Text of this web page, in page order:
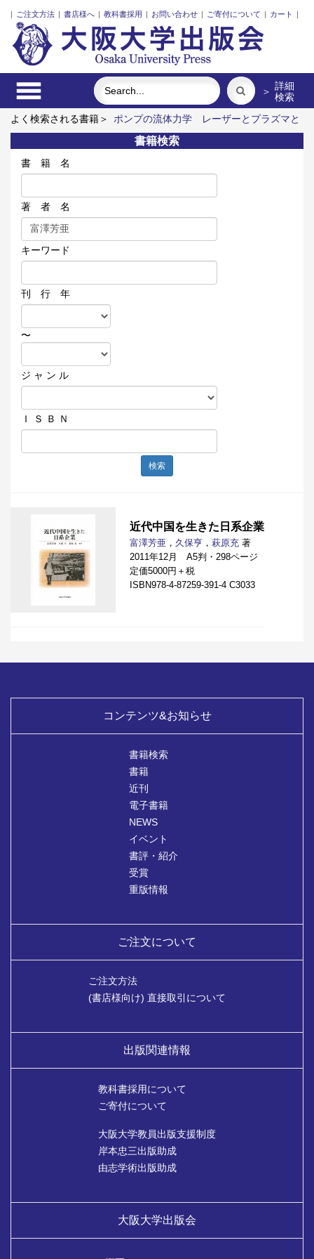
| ご注文方法 | 書店様へ | 教科書採用 | お問い合わせ | ご寄付について | カート |
＞ 詳細
検索
よく検索される書籍＞
ポンプの流体力学
レーザーとプラズマと
粒子ビーム
近代日本における企業家の諸系譜
固体高分子形燃
料電池要素材料・水素貯蔵材料の知的設計
インドネシア上演芸
術の世界
食べる
書籍検索
書 籍 名
著 者 名
キーワード
刊 行 年
〜
ジ ャ ン ル
Ｉ Ｓ Ｂ Ｎ
検索
近代中国を生きた日系企業
富澤芳亜 ， 久保亨 ， 萩原充 著
2011年12月 A5判・298ページ
定価5000円＋税
ISBN978-4-87259-391-4 C3033
コンテンツ&お知らせ
書籍検索
書籍
近刊
電子書籍
NEWS
イベント
書評・紹介
受賞
重版情報
ご注文について
ご注文方法
(書店様向け) 直接取引について
出版関連情報
教科書採用について
ご寄付について
大阪大学教員出版支援制度
岸本忠三出版助成
由志学術出版助成
大阪大学出版会